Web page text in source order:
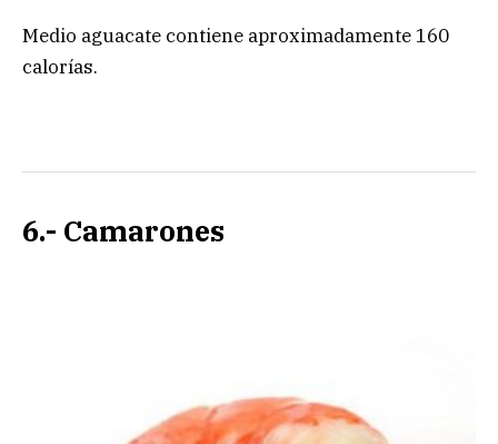
Medio aguacate contiene aproximadamente 160
calorías.
6.- Camarones